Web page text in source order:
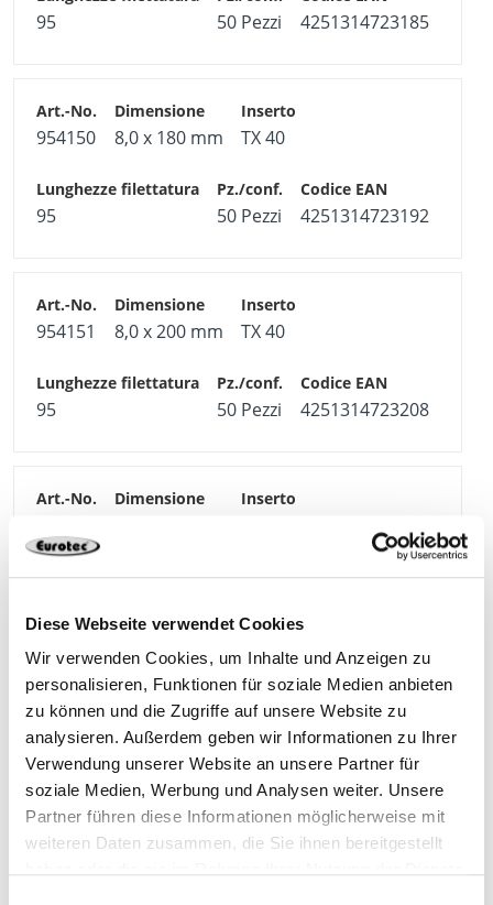
Diese Webseite verwendet Cookies
Wir verwenden Cookies, um Inhalte und Anzeigen zu
personalisieren, Funktionen für soziale Medien anbieten
zu können und die Zugriffe auf unsere Website zu
analysieren. Außerdem geben wir Informationen zu Ihrer
Verwendung unserer Website an unsere Partner für
soziale Medien, Werbung und Analysen weiter. Unsere
Partner führen diese Informationen möglicherweise mit
weiteren Daten zusammen, die Sie ihnen bereitgestellt
95 50 Pezzi 4251314723185
954150 8,0 x 180 mm TX 40
95 50 Pezzi 4251314723192
954151 8,0 x 200 mm TX 40
95 50 Pezzi 4251314723208
954153 8,0 x 240 mm TX 40
95 50 Pezzi 4251314723222